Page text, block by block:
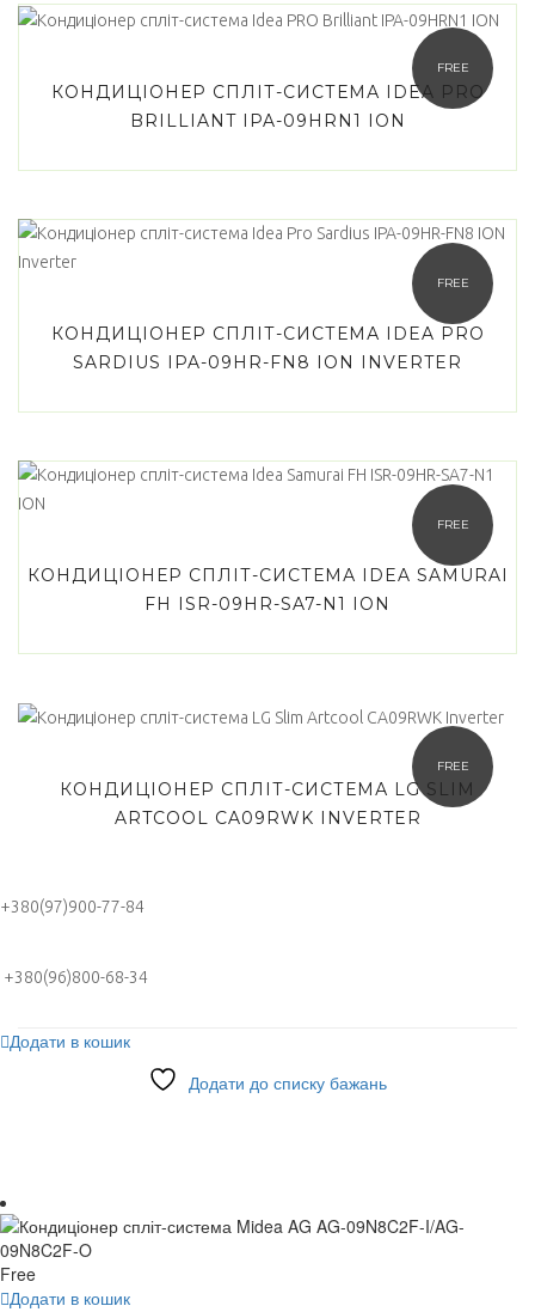
FREE
КОНДИЦІОНЕР СПЛІТ-СИСТЕМА IDEA PRO
BRILLIANT IPA-09HRN1 ION
FREE
КОНДИЦІОНЕР СПЛІТ-СИСТЕМА IDEA PRO
SARDIUS IPA-09HR-FN8 ION INVERTER
FREE
КОНДИЦІОНЕР СПЛІТ-СИСТЕМА IDEA SAMURAI
FH ISR-09HR-SA7-N1 ION
FREE
КОНДИЦІОНЕР СПЛІТ-СИСТЕМА LG SLIM
ARTCOOL CA09RWK INVERTER
+380(97)900-77-84
+380(96)800-68-34
Додати в кошик
Додати до списку бажань
Free
Додати в кошик